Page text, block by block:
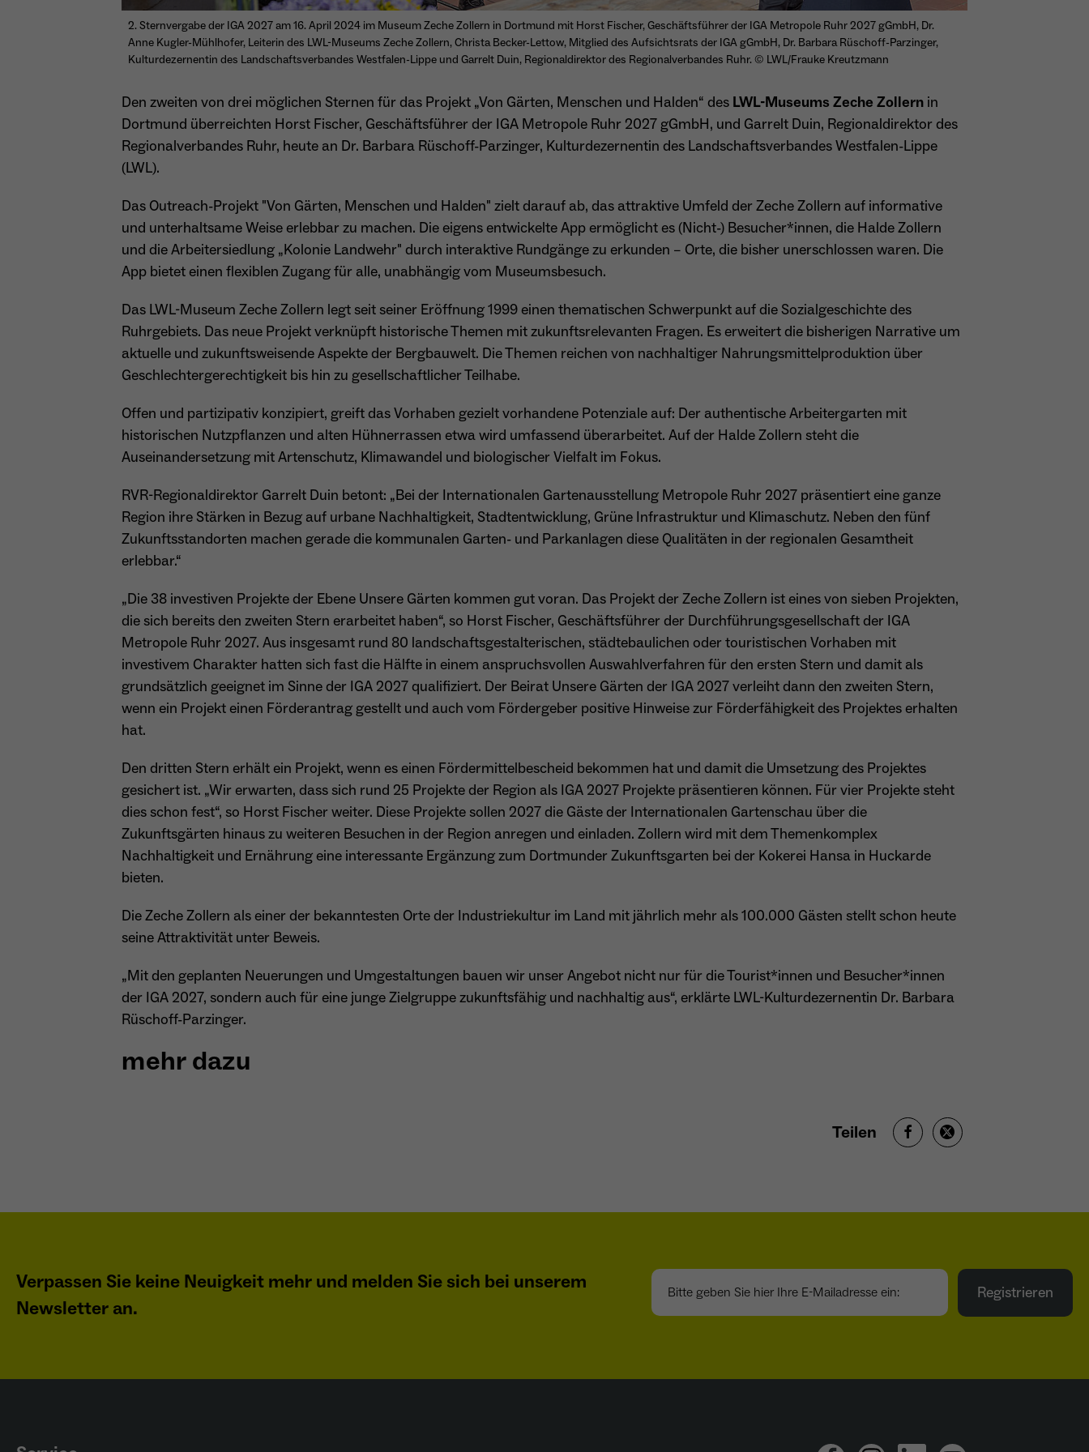
Sgalinski
Laufzeit 1 Monat
für Cookies auf der aktuellen Domäne.
Name _pk_ref.*
Anbieter Matomo
Zweck Speichert die Herkunft des Besuchers.
Anbieter Matomo
Laufzeit Sitzung
Zweck
Daten.
Google Analytics
Laufzeit 1 Jahr
Zweck Unterscheidung der Webseitenbesucher.
Laufzeit 2 Jahre
Zweck
Vergibt eine zufällige, pseudonyme ID, damit erkannt
Name _gcl_au
Anbieter Google LLC
4 Monate
Zweck
Werbewirksamkeitsmessung - Hilft zu verstehen, wie
2. Sternvergabe der IGA 2027 am 16. April 2024 im Museum Zeche Zollern in Dortmund mit Horst Fischer, Geschäftsführer der IGA Metropole Ruhr 2027 gGmbH, Dr.
Anne Kugler-Mühlhofer, Leiterin des LWL-Museums Zeche Zollern, Christa Becker-Lettow, Mitglied des Aufsichtsrats der IGA gGmbH, Dr. Barbara Rüschoff-Parzinger,
Kulturdezernentin des Landschaftsverbandes Westfalen-Lippe und Garrelt Duin, Regionaldirektor des Regionalverbandes Ruhr. © LWL/Frauke Kreutzmann
Den zweiten von drei möglichen Sternen für das Projekt „Von Gärten, Menschen und Halden“ des LWL-Museums Zeche Zollern in
Dortmund überreichten Horst Fischer, Geschäftsführer der IGA Metropole Ruhr 2027 gGmbH, und Garrelt Duin, Regionaldirektor des
Regionalverbandes Ruhr, heute an Dr. Barbara Rüschoff-Parzinger, Kulturdezernentin des Landschaftsverbandes Westfalen-Lippe
(LWL).
Das Outreach-Projekt "Von Gärten, Menschen und Halden" zielt darauf ab, das attraktive Umfeld der Zeche Zollern auf informative
und unterhaltsame Weise erlebbar zu machen. Die eigens entwickelte App ermöglicht es (Nicht-) Besucher*innen, die Halde Zollern
und die Arbeitersiedlung „Kolonie Landwehr" durch interaktive Rundgänge zu erkunden – Orte, die bisher unerschlossen waren. Die
App bietet einen flexiblen Zugang für alle, unabhängig vom Museumsbesuch.
Das LWL-Museum Zeche Zollern legt seit seiner Eröffnung 1999 einen thematischen Schwerpunkt auf die Sozialgeschichte des
Ruhrgebiets. Das neue Projekt verknüpft historische Themen mit zukunftsrelevanten Fragen. Es erweitert die bisherigen Narrative um
aktuelle und zukunftsweisende Aspekte der Bergbauwelt. Die Themen reichen von nachhaltiger Nahrungsmittelproduktion über
Geschlechtergerechtigkeit bis hin zu gesellschaftlicher Teilhabe.
Offen und partizipativ konzipiert, greift das Vorhaben gezielt vorhandene Potenziale auf: Der authentische Arbeitergarten mit
historischen Nutzpflanzen und alten Hühnerrassen etwa wird umfassend überarbeitet. Auf der Halde Zollern steht die
Auseinandersetzung mit Artenschutz, Klimawandel und biologischer Vielfalt im Fokus.
RVR-Regionaldirektor Garrelt Duin betont: „Bei der Internationalen Gartenausstellung Metropole Ruhr 2027 präsentiert eine ganze
Region ihre Stärken in Bezug auf urbane Nachhaltigkeit, Stadtentwicklung, Grüne Infrastruktur und Klimaschutz. Neben den fünf
Zukunftsstandorten machen gerade die kommunalen Garten- und Parkanlagen diese Qualitäten in der regionalen Gesamtheit
erlebbar.“
„Die 38 investiven Projekte der Ebene Unsere Gärten kommen gut voran. Das Projekt der Zeche Zollern ist eines von sieben Projekten,
die sich bereits den zweiten Stern erarbeitet haben“, so Horst Fischer, Geschäftsführer der Durchführungsgesellschaft der IGA
Metropole Ruhr 2027. Aus insgesamt rund 80 landschaftsgestalterischen, städtebaulichen oder touristischen Vorhaben mit
investivem Charakter hatten sich fast die Hälfte in einem anspruchsvollen Auswahlverfahren für den ersten Stern und damit als
grundsätzlich geeignet im Sinne der IGA 2027 qualifiziert. Der Beirat Unsere Gärten der IGA 2027 verleiht dann den zweiten Stern,
wenn ein Projekt einen Förderantrag gestellt und auch vom Fördergeber positive Hinweise zur Förderfähigkeit des Projektes erhalten
hat.
Den dritten Stern erhält ein Projekt, wenn es einen Fördermittelbescheid bekommen hat und damit die Umsetzung des Projektes
gesichert ist. „Wir erwarten, dass sich rund 25 Projekte der Region als IGA 2027 Projekte präsentieren können. Für vier Projekte steht
dies schon fest“, so Horst Fischer weiter. Diese Projekte sollen 2027 die Gäste der Internationalen Gartenschau über die
Zukunftsgärten hinaus zu weiteren Besuchen in der Region anregen und einladen. Zollern wird mit dem Themenkomplex
Nachhaltigkeit und Ernährung eine interessante Ergänzung zum Dortmunder Zukunftsgarten bei der Kokerei Hansa in Huckarde
bieten.
Die Zeche Zollern als einer der bekanntesten Orte der Industriekultur im Land mit jährlich mehr als 100.000 Gästen stellt schon heute
seine Attraktivität unter Beweis.
„Mit den geplanten Neuerungen und Umgestaltungen bauen wir unser Angebot nicht nur für die Tourist*innen und Besucher*innen
der IGA 2027, sondern auch für eine junge Zielgruppe zukunftsfähig und nachhaltig aus“, erklärte LWL-Kulturdezernentin Dr. Barbara
Rüschoff-Parzinger.
mehr dazu
Teilen
Verpassen Sie keine Neuigkeit mehr und melden Sie sich bei unserem
Newsletter an.
Bitte geben Sie hier Ihre E-Mailadresse ein:
Registrieren